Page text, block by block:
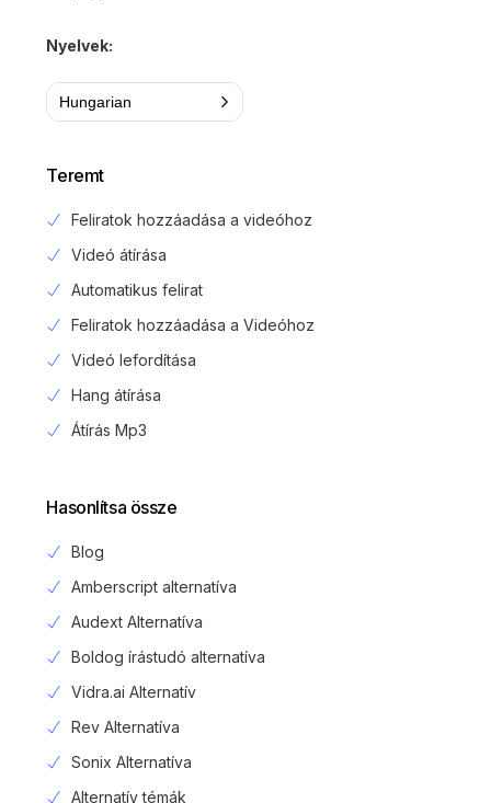
Nyelvek:
Hungarian
Teremt
Feliratok hozzáadása a videóhoz
Videó átírása
Automatikus felirat
Feliratok hozzáadása a Videóhoz
Videó lefordítása
Hang átírása
Átírás Mp3
Hasonlítsa össze
Blog
Amberscript alternatíva
Audext Alternatíva
Boldog írástudó alternatíva
Vidra.ai Alternatív
Rev Alternatíva
Sonix Alternatíva
Alternatív témák